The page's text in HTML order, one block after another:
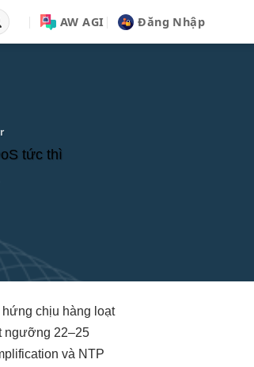
AW AGI Đăng Nhập
tức thì
chịu hàng loạt
ngưỡng 22–25
và NTP